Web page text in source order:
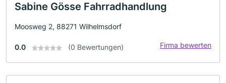
Sabine Gösse Fahrradhandlung
Moosweg 2, 88271 Wilhelmsdorf
0.0 (0 Bewertungen) Firma bewerten